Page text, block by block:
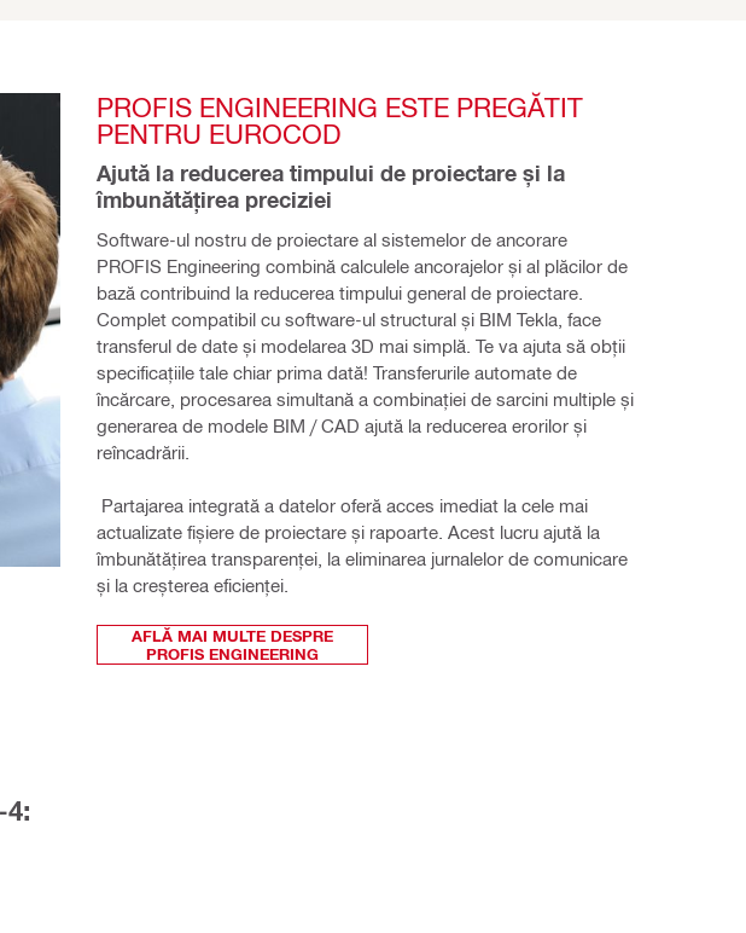
PROFIS ENGINEERING ESTE PREGĂTIT
PENTRU EUROCOD
Ajută la reducerea timpului de proiectare și la
îmbunătățirea preciziei
Software-ul nostru de proiectare al sistemelor de ancorare
PROFIS Engineering combină calculele ancorajelor și al plăcilor de
bază contribuind la reducerea timpului general de proiectare.
Complet compatibil cu software-ul structural și BIM Tekla, face
transferul de date și modelarea 3D mai simplă. Te va ajuta să obții
specificațiile tale chiar prima dată! Transferurile automate de
încărcare, procesarea simultană a combinației de sarcini multiple și
generarea de modele BIM / CAD ajută la reducerea erorilor și
reîncadrării.
actualizate fișiere de proiectare și rapoarte. Acest lucru ajută la
îmbunătățirea transparenței, la eliminarea jurnalelor de comunicare
și la creșterea eficienței.
AFLĂ MAI MULTE DESPRE
PROFIS ENGINEERING